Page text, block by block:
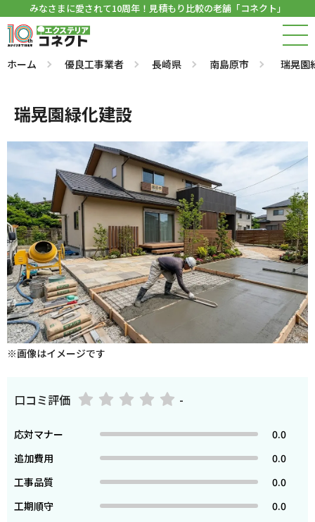
みなさまに愛されて10周年！見積もり比較の老舗「コネクト」
ホーム 優良工事業者 長崎県 南島原市 瑞晃園
瑞晃園緑化建設
※画像はイメージです
口コミ評価 -
応対マナー
0.0
追加費用
0.0
工事品質
0.0
工期順守
0.0